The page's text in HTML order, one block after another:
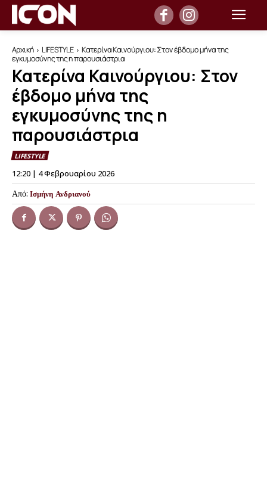
Αρχική LIFESTYLE
Κατερίνα Καινούργιου: Στον έβδομο μήνα της
εγκυμοσύνης της η παρουσιάστρια
Κατερίνα Καινούργιου: Στον
έβδομο μήνα της
εγκυμοσύνης της η
παρουσιάστρια
LIFESTYLE
12:20 | 4 Φεβρουαρίου 2026
Από: Ισμήνη Ανδριανού